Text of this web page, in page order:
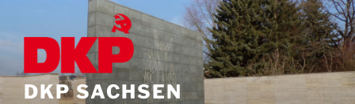
DKP SACHSEN